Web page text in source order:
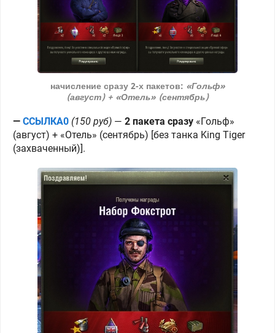
начисление сразу 2-х пакетов: «Гольф»
(август) + «Отель» (сентябрь)
— ССЫЛКА0 (150 руб) — 2 пакета сразу «Гольф»
(август) + «Отель» (сентябрь) [без танка King Tiger
(захваченный)].